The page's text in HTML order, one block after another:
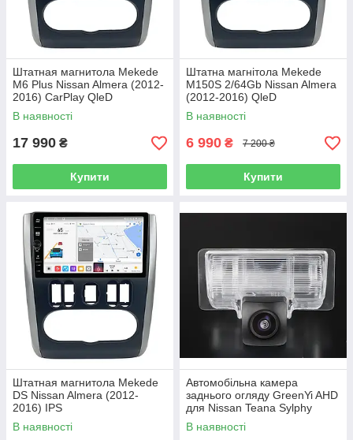
Штатная магнитола Mekede
M6 Plus Nissan Almera (2012-
2016) CarPlay QleD
В наявності
17 990 ₴
Купити
Штатна магнітола Mekede
M150S 2/64Gb Nissan Almera
(2012-2016) QleD
В наявності
6 990 ₴ 7 200 ₴
Купити
Штатная магнитола Mekede
DS Nissan Almera (2012-
2016) IPS
В наявності
Автомобільна камера
заднього огляду GreenYi AHD
для Nissan Teana Sylphy
Almera Sentra Versa Trazo
T70
В наявності